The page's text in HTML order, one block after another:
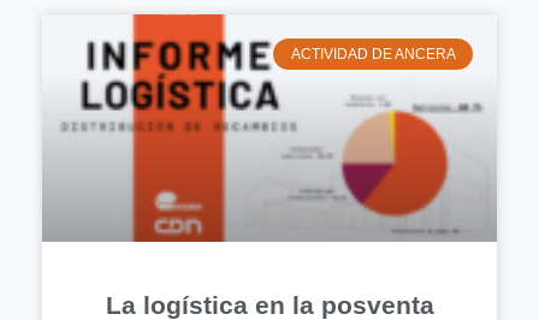
ACTIVIDAD DE ANCERA
La logística en la posventa